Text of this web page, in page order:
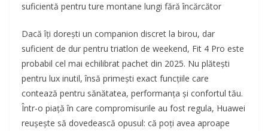
suficientă pentru ture montane lungi fără încărcător
Dacă îți dorești un companion discret la birou, dar
suficient de dur pentru triatlon de weekend, Fit 4 Pro este
probabil cel mai echilibrat pachet din 2025. Nu plătești
pentru lux inutil, însă primești exact funcțiile care
contează pentru sănătatea, performanța și confortul tău.
Într-o piață în care compromisurile au fost regula, Huawei
reușește să dovedească opusul: că poți avea aproape